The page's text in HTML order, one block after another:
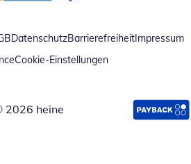
DatenschutzBarrierefreiheitImpressum
Cookie-Einstellungen
2026 heine